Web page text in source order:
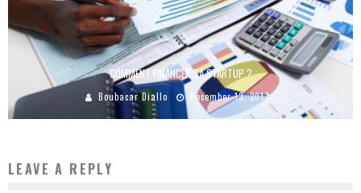
COMMENT FINANCER SA STARTUP ?
Boubacar Diallo December 13, 2017
LEAVE A REPLY